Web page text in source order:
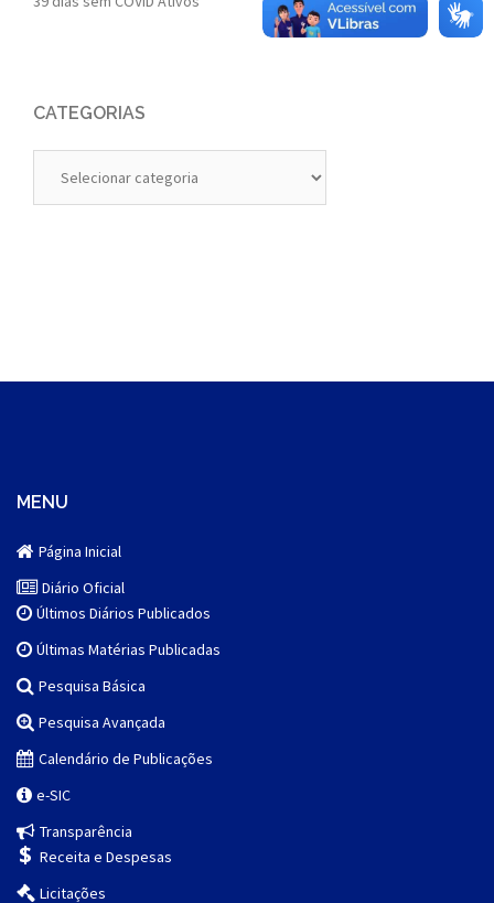
CATEGORIAS
MENU
Página Inicial
Diário Oficial
Últimos Diários Publicados
Últimas Matérias Publicadas
Pesquisa Básica
Pesquisa Avançada
Calendário de Publicações
e-SIC
Transparência
Receita e Despesas
Licitações